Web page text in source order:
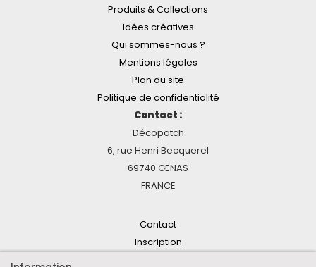
Produits & Collections
Idées créatives
Qui sommes-nous ?
Mentions légales
Plan du site
Politique de confidentialité
Contact :
Décopatch
6, rue Henri Becquerel
69740 GENAS
FRANCE
Contact
Inscription